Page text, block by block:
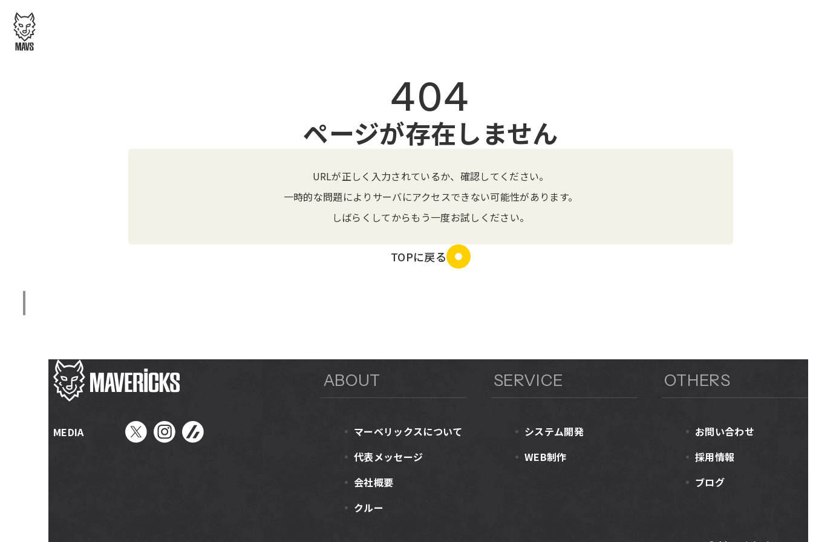
404
ページが存在しません
URLが正しく入力されているか、確認してください。
一時的な問題によりサーバにアクセスできない可能性があります。
しばらくしてからもう一度お試しください。
TOPに戻る
MEDIA
ABOUT
マーベリックスについて
代表メッセージ
会社概要
クルー
SERVICE
システム開発
WEB制作
OTHERS
お問い合わせ
採用情報
ブログ